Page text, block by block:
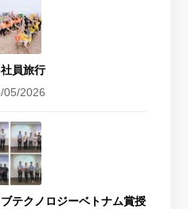
員旅行
05/2026
テクノロジーベトナム賞授